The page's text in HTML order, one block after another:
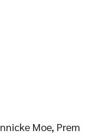
Moe, Prem